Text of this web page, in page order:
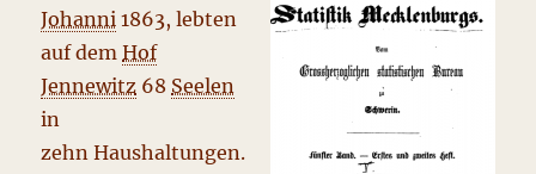
Johanni 1863, lebten
auf demHof
Jennewitz 68 Seelen
in
zehn Haushaltungen.